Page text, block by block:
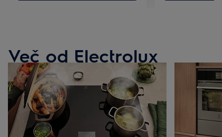
Več od Electrolux